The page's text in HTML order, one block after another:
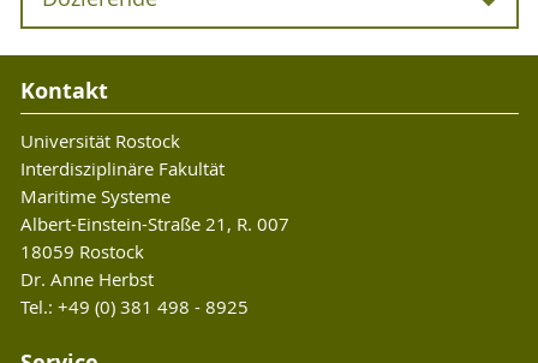
Dozierende
Andreas Frahm
Institut für Ostseeforschung Warnemünde,
Freiwasserausbildung und Vorlesung:
Tauchtechnik
Dr. Anne Herbst
Universität Rostock, Schwimmhallenausbildung,
Kontakt
Universität Rostock
Interdisziplinäre Fakultät
Maritime Systeme
Albert-Einstein-Straße 21, R. 007
18059 Rostock
Dr. Anne Herbst
Tel.: +49 (0) 381 498 - 8925